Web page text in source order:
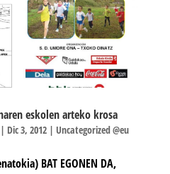
eskolen arteko krosa
Dic 3, 2012| Uncategorized @eu
BAT EGONEN DA,